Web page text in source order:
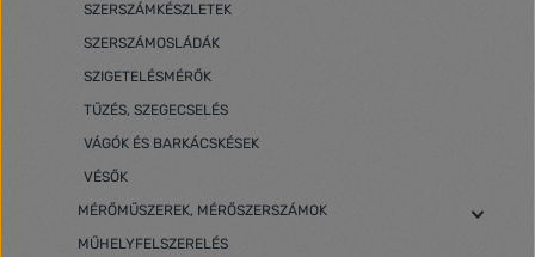
SZERSZÁMKÉSZLETEK
SZERSZÁMOSLÁDÁK
SZIGETELÉSMÉRŐK
TŰZÉS, SZEGECSELÉS
VÁGÓK ÉS BARKÁCSKÉSEK
VÉSŐK
MÉRŐMŰSZEREK, MÉRŐSZERSZÁMOK
MŰHELYFELSZERELÉS